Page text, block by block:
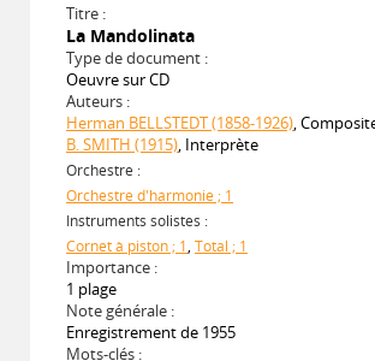
Titre :
La Mandolinata
Type de document :
Oeuvre sur CD
Auteurs :
Herman BELLSTEDT (1858-1926),
B. SMITH (1915), Interprète
Orchestre :
Orchestre d'harmonie ; 1
Instruments solistes :
Cornet à piston ; 1, Total ; 1
Importance :
1 plage
Note générale :
Enregistrement de 1955
Mots-clés :